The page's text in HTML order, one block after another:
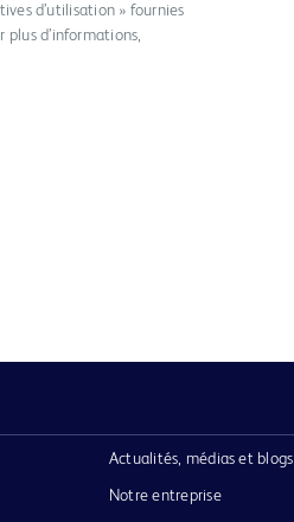
d’utilisation » fournies
d’informations,
Actualités, médias et blogs
Notre entreprise